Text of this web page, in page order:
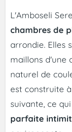
L'Amboseli
chambres de
arrondie. Elles
maillons d'une
naturel de
est construite
suivante, ce
parfaite